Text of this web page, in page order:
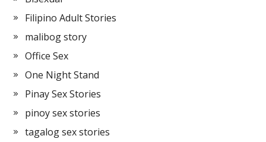
Filipino Adult Stories
malibog story
Office Sex
One Night Stand
Pinay Sex Stories
pinoy sex stories
tagalog sex stories